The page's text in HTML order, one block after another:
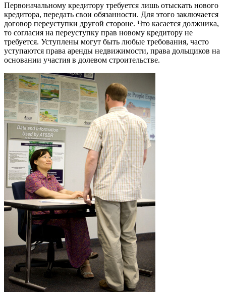
Первоначальному кредитору требуется лишь отыскать нового
кредитора, передать свои обязанности. Для этого заключается
договор переуступки другой стороне. Что касается должника,
то согласия на переуступку прав новому кредитору не
требуется. Уступлены могут быть любые требования, часто
уступаются права аренды недвижимости, права дольщиков на
основании участия в долевом строительстве.